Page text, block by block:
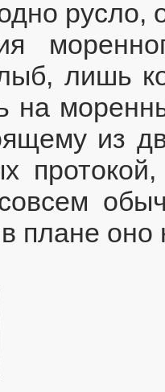
русло,
лишь
на
из
плане